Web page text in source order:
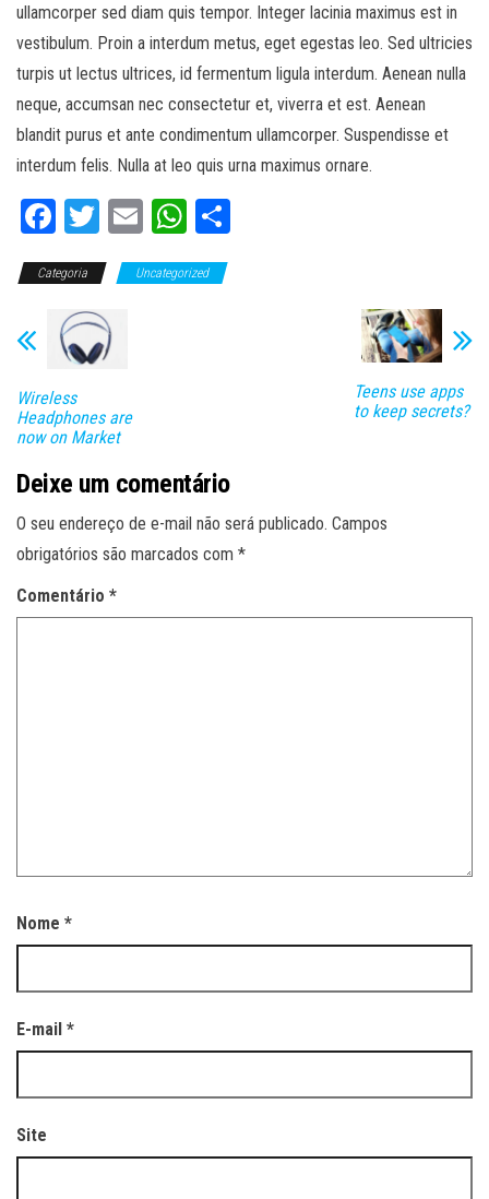
ullamcorper sed diam quis tempor. Integer lacinia maximus est in
vestibulum. Proin a interdum metus, eget egestas leo. Sed ultricies
turpis ut lectus ultrices, id fermentum ligula interdum. Aenean nulla
neque, accumsan nec consectetur et, viverra et est. Aenean
blandit purus et ante condimentum ullamcorper. Suspendisse et
interdum felis. Nulla at leo quis urna maximus ornare.
Fa
bo
ok
T
tt
er
E
ail
W
ts
Categoria Uncategorized
Wireless
Headphones are
now on Market
Teens use apps
to keep secrets?
Deixe um comentário
O seu endereço de e-mail não será publicado. Campos
obrigatórios são marcados com *
Comentário *
Nome *
E-mail *
Site